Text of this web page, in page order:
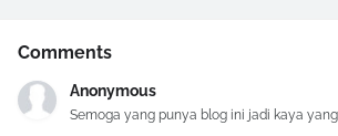
Comments
Anonymous
Semoga yang punya blog ini jadi kaya yang